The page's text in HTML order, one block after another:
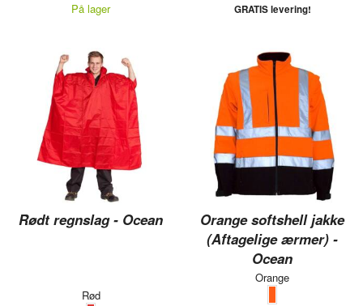
På lager GRATIS levering!
Rødt regnslag - Ocean
Rød
Orange softshell jakke
(Aftagelige ærmer) -
Ocean
Orange